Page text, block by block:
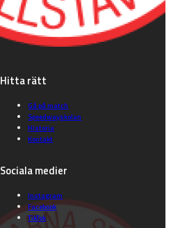
Hitta rätt
Gå på match
Speedwayskolan
Historia
Kontakt
Sociala medier
Instagram
Facebook
TikTok